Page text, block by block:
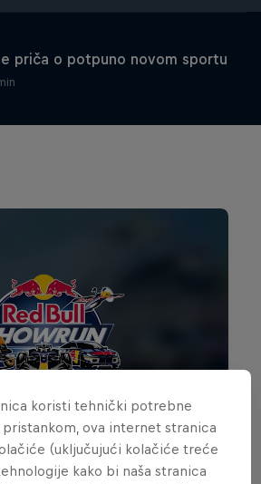
priča o potpuno novom sportu
koristi tehnički potrebne
pristankom, ova internet stranica
(uključujući kolačiće treće
kako bi naša stranica